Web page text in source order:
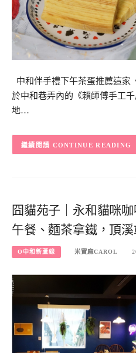
中和伴手禮下午茶蛋推薦這家
於中和巷弄內的《賴師傅手工
地…
CONTINUE READING
囧貓苑子｜永和貓咪
午餐、麵茶拿鐵，頂
O中和新蘆線 米寶麻CAROL